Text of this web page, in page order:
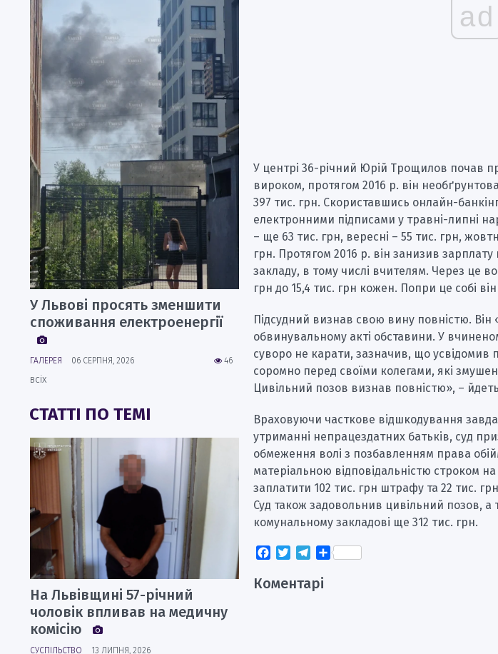
ad
У центрі 36-річний Юрій Трощилов почав
вироком, протягом 2016 р. він
397 тис. грн. Скориставшись онлайн-
електронними підписами у травні-липні
– ще 63 тис. грн, вересні – 55 тис. грн,
грн. Протягом 2016 р. він занизив
закладу, в тому числі вчителям. Через це
грн до 15,4 тис. грн кожен. Попри це собі
Підсудний визнав свою вину повністю. Він
обвинувальному акті обставини. У
суворо не карати, зазначив, що усвідомив
соромно перед своїми колегами, які
Цивільний позов визнав повністю», –
Враховуючи часткове відшкодування
утриманні непрацездатних батьків, суд
обмеження волі з позбавленням права
матеріальною відповідальністю строком
заплатити 102 тис. грн штрафу та 22 тис.
Суд також задовольнив цивільний позов,
комунальному закладові ще 312 тис. грн.
Facebook
TwitterTelegram
Поділитися
Коментарі
У Львові просять зменшити
споживання електроенергії
46
ГАЛЕРЕЯ 06 СЕРПНЯ, 2026
всіх
СТАТТІ ПО ТЕМІ
На Львівщині 57-річний
чоловік впливав на медичну
комісію
СУСПІЛЬСТВО 13 ЛИПНЯ, 2026